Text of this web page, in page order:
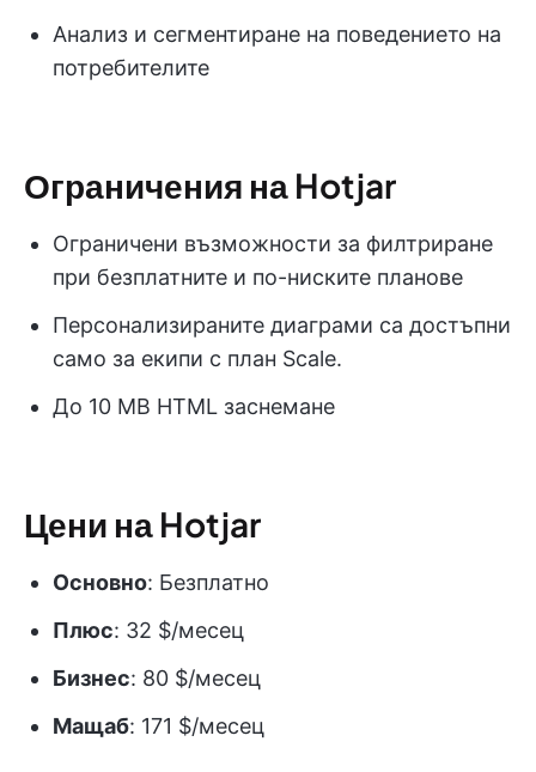
Анализ и сегментиране на поведението на
потребителите
Ограничения на Hotjar
Ограничени възможности за филтриране
при безплатните и по-ниските планове
Персонализираните диаграми са достъпни
само за екипи с план Scale.
До 10 MB HTML заснемане
Цени на Hotjar
Основно: Безплатно
Плюс: 32 $/месец
Бизнес: 80 $/месец
Мащаб: 171 $/месец